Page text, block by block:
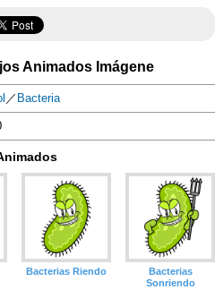
Animados Imágene
／ Bacteria
Bacterias Riendo
Bacterias
Sonriendo